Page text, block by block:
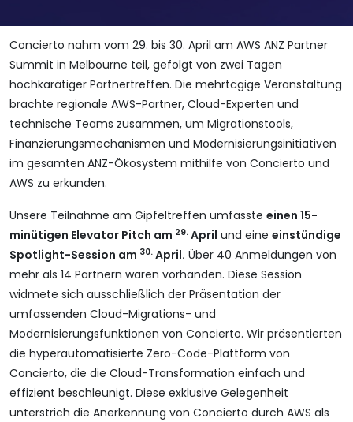
Concierto nahm vom 29. bis 30. April am AWS ANZ Partner
Summit in Melbourne teil, gefolgt von zwei Tagen
hochkarätiger Partnertreffen. Die mehrtägige Veranstaltung
brachte regionale AWS-Partner, Cloud-Experten und
technische Teams zusammen, um Migrationstools,
Finanzierungsmechanismen und Modernisierungsinitiativen
im gesamten ANZ-Ökosystem mithilfe von Concierto und
AWS zu erkunden.
Unsere Teilnahme am Gipfeltreffen umfasste einen 15-
minütigen Elevator Pitch am 29. April und eine einstündige
Spotlight-Session am 30. April. Über 40 Anmeldungen von
mehr als 14 Partnern waren vorhanden. Diese Session
widmete sich ausschließlich der Präsentation der
umfassenden Cloud-Migrations- und
Modernisierungsfunktionen von Concierto. Wir präsentierten
die hyperautomatisierte Zero-Code-Plattform von
Concierto, die die Cloud-Transformation einfach und
effizient beschleunigt. Diese exklusive Gelegenheit
unterstrich die Anerkennung von Concierto durch AWS als